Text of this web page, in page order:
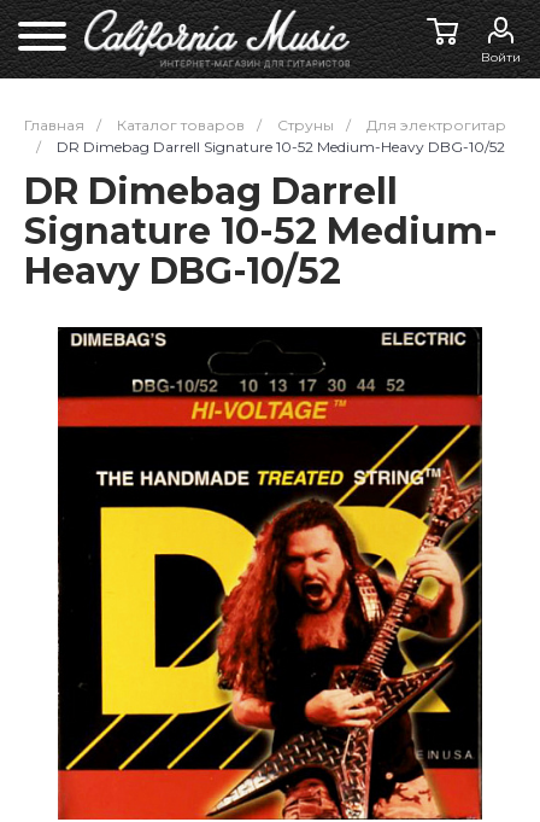
Войти
Главная / Каталог товаров / Струны /
Для электрогитар
/
DR Dimebag Darrell Signature 10-52 Medium-Heavy DBG-10/52
DR Dimebag Darrell
Signature 10-52 Medium-
Heavy DBG-10/52